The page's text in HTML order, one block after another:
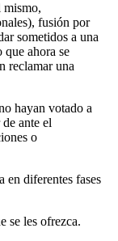
mismo,
fusión por
sometidos a una
ahora se
reclamar una
hayan votado a
ante el
o
en diferentes fases
se les ofrezca.